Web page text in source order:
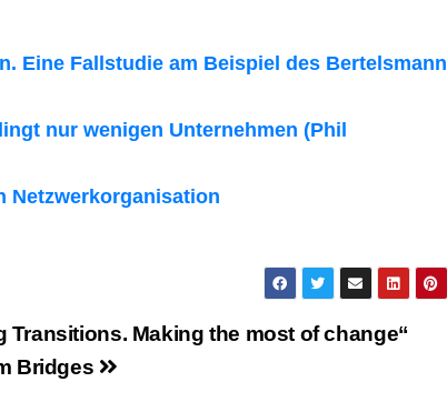
Eine Fallstudie am Beispiel des Bertelsmann
nur wenigen Unternehmen (Phil
Netzwerkorganisation
Transitions. Making the most of change“
Bridges